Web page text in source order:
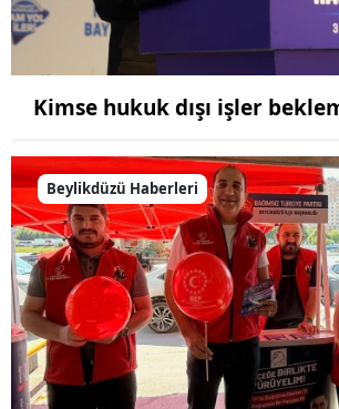
Kimse hukuk dışı işler
Beylikdüzü Haberleri